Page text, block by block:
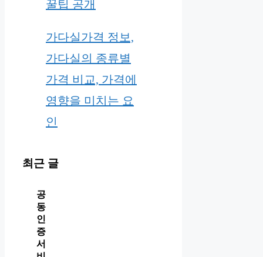
꿀팁 공개
가다실가격 정보,
가다실의 종류별
가격 비교, 가격에
영향을 미치는 요
인
최근 글
공
동
인
증
서